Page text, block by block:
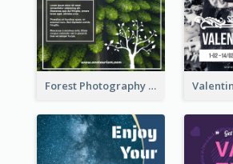
Forest Photography Flyer Of ECO Tourism